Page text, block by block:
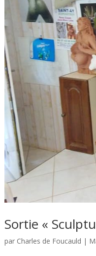
Sortie «
par Charles de Foucauld |